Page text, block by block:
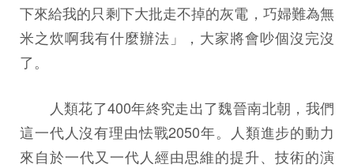
下來給我的只剩下大批走不掉的灰電，巧婦難為無
米之炊啊我有什麼辦法」，大家將會吵個沒完沒
了。
人類花了400年終究走出了魏晉南北朝，我們
這一代人沒有理由怯戰2050年。人類進步的動力
來自於一代又一代人經由思維的提升、技術的演